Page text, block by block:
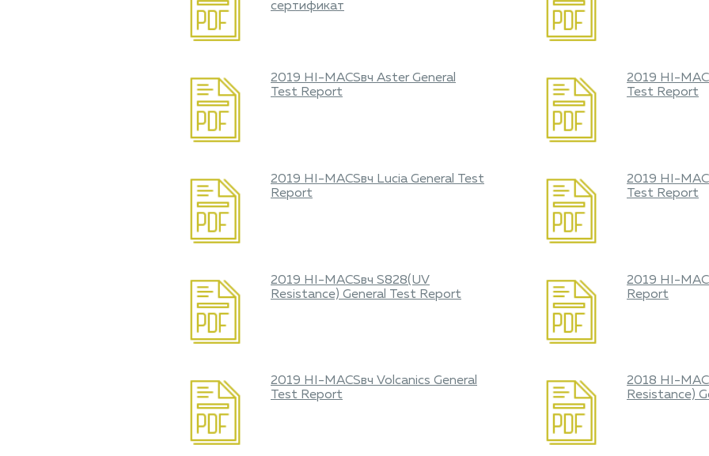
сертификат
2019 HI-MACSвч Aster General
Test Report
2019 HI-
Test Report
2019 HI-MACSвч Lucia General Test
Report
2019 HI-
Test Report
2019 HI-MACSвч S828(UV
Resistance) General Test Report
2019 HI-
Report
2019 HI-MACSвч Volcanics General
Test Report
2018 HI-
Resistance)